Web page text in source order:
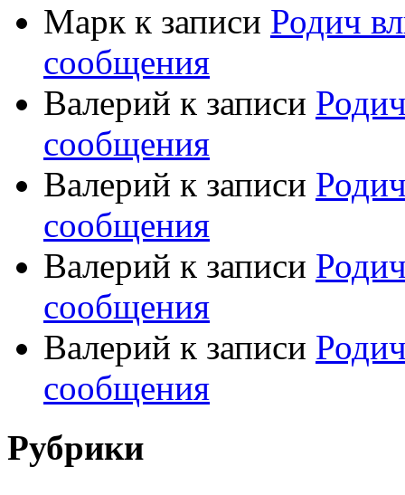
Марк к записи Родич
сообщения
Валерий к записи
сообщения
Валерий к записи
сообщения
Валерий к записи
сообщения
Валерий к записи
сообщения
Рубрики